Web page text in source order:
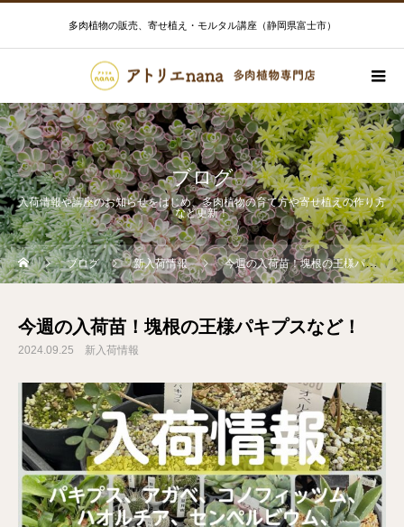
多肉植物の販売、寄せ植え・モルタル講座（静岡県富士市）
ブログ
入荷情報や講座のお知らせをはじめ、多肉植物の育て方や寄せ植えの作り方
など更新！
ブログ 新入荷情報 今週の入荷苗！塊根の王様パキプスなど！
今週の入荷苗！塊根の王様パキプスなど！
2024.09.25 新入荷情報